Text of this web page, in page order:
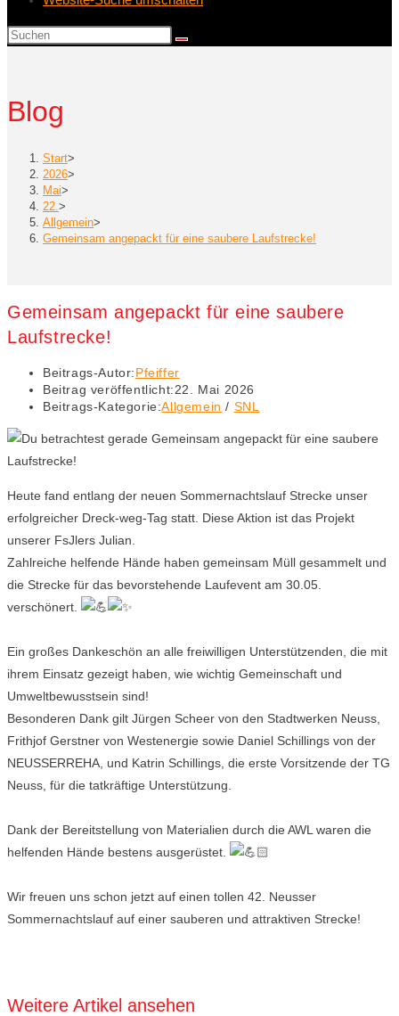
Blog
Start>
2026>
Mai>
22. >
Allgemein>
Gemeinsam angepackt für eine saubere Laufstrecke!
Gemeinsam angepackt für eine saubere
Laufstrecke!
Beitrags-Autor:Pfeiffer
Beitrag veröffentlicht:22. Mai 2026
Beitrags-Kategorie:Allgemein / SNL
Heute fand entlang der neuen Sommernachtslauf Strecke unser
erfolgreicher Dreck-weg-Tag statt. Diese Aktion ist das Projekt
unserer FsJlers Julian.
Zahlreiche helfende Hände haben gemeinsam Müll gesammelt und
die Strecke für das bevorstehende Laufevent am 30.05.
verschönert.
Ein großes Dankeschön an alle freiwilligen Unterstützenden, die mit
ihrem Einsatz gezeigt haben, wie wichtig Gemeinschaft und
Umweltbewusstsein sind!
Besonderen Dank gilt Jürgen Scheer von den Stadtwerken Neuss,
Frithjof Gerstner von Westenergie sowie Daniel Schillings von der
NEUSSERREHA, und Katrin Schillings, die erste Vorsitzende der TG
Neuss, für die tatkräftige Unterstützung.
Dank der Bereitstellung von Materialien durch die AWL waren die
helfenden Hände bestens ausgerüstet.
Wir freuen uns schon jetzt auf einen tollen 42. Neusser
Sommernachtslauf auf einer sauberen und attraktiven Strecke!
Weitere Artikel ansehen